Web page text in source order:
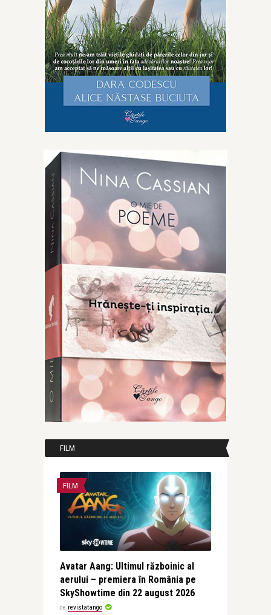
FILM
FILM
Avatar Aang: Ultimul războinic al
aerului – premiera în România pe
SkyShowtime din 22 august 2026
de revistatango